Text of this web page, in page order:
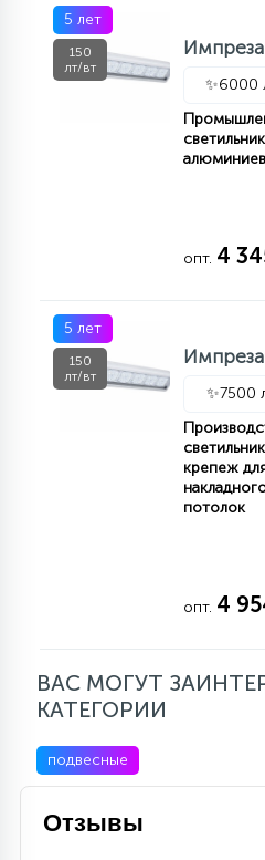
5 лет
150
лт/вт
✨6000
опт. 4
5 лет
150
лт/вт
✨7500
крепеж
потолок
опт. 4
ВАС МОГУТ
КАТЕГОРИИ
подвесные
Отзывы